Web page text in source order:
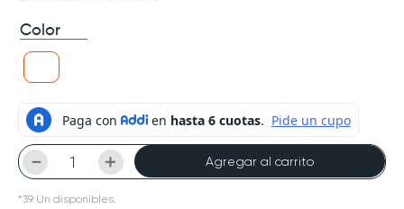
Color
＋
－ Agregar al carrito
*39 Un disponibles.